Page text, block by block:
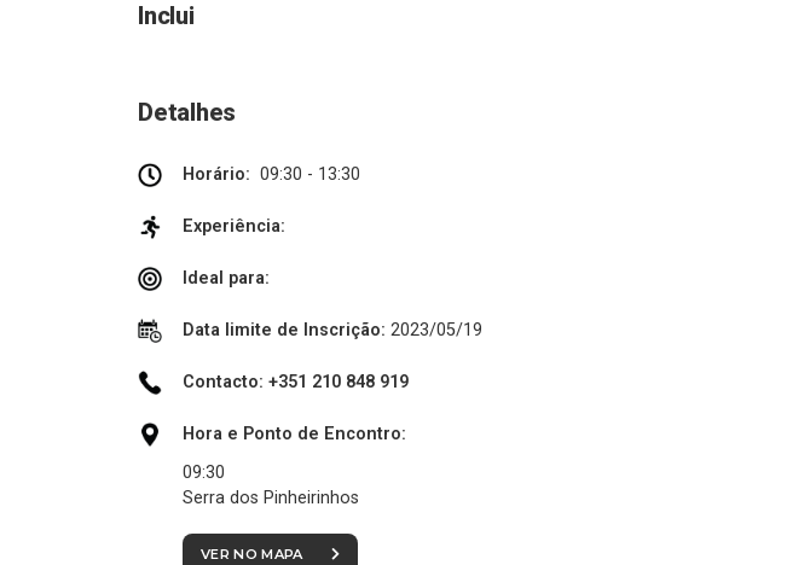
Inclui
Detalhes
Horário: 09:30 - 13:30
Experiência:
Ideal para:
Data limite de Inscrição: 2023/05/19
Contacto: +351 210 848 919
Hora e Ponto de Encontro:
09:30
Serra dos Pinheirinhos
VER NO MAPA